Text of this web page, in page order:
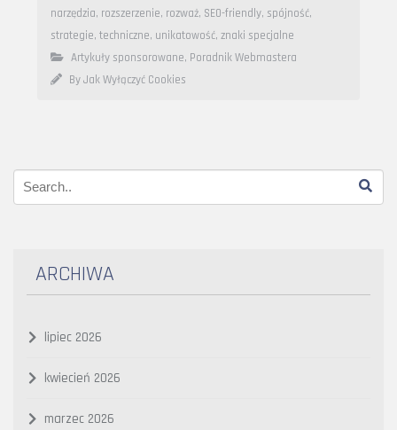
narzędzia, rozszerzenie, rozważ, SEO-friendly, spójność,
strategie, techniczne, unikatowość, znaki specjalne
Artykuły sponsorowane, Poradnik Webmastera
By Jak Wyłączyć Cookies
ARCHIWA
lipiec 2026
kwiecień 2026
marzec 2026